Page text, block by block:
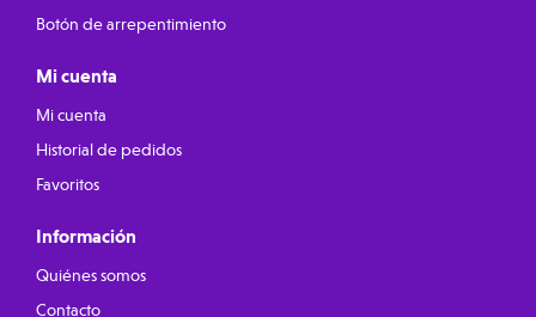
Botón de arrepentimiento
Mi cuenta
Mi cuenta
Historial de pedidos
Favoritos
Información
Quiénes somos
Contacto